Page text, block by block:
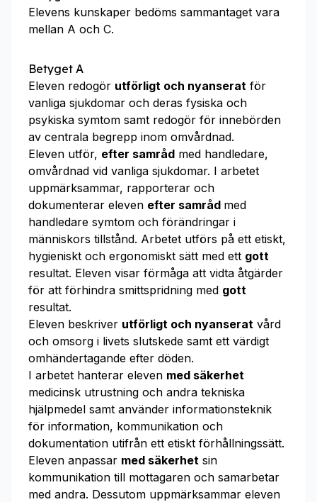
Elevens kunskaper bedöms sammantaget vara
mellan A och C.
Betyget A
Eleven redogör utförligt och nyanserat för
vanliga sjukdomar och deras fysiska och
psykiska symtom samt redogör för innebörden
av centrala begrepp inom omvårdnad.
Eleven utför, efter samråd med handledare,
omvårdnad vid vanliga sjukdomar. I arbetet
uppmärksammar, rapporterar och
dokumenterar eleven efter samråd med
handledare symtom och förändringar i
människors tillstånd. Arbetet utförs på ett etiskt,
hygieniskt och ergonomiskt sätt med ett gott
resultat. Eleven visar förmåga att vidta åtgärder
för att förhindra smittspridning med gott
resultat.
Eleven beskriver utförligt och nyanserat vård
och omsorg i livets slutskede samt ett värdigt
omhändertagande efter döden.
I arbetet hanterar eleven med säkerhet
medicinsk utrustning och andra tekniska
hjälpmedel samt använder informationsteknik
för information, kommunikation och
dokumentation utifrån ett etiskt förhållningssätt.
Eleven anpassar med säkerhet sin
kommunikation till mottagaren och samarbetar
med andra. Dessutom uppmärksammar eleven